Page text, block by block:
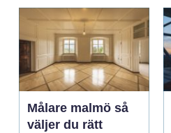
Målare malmö så
väljer du rätt